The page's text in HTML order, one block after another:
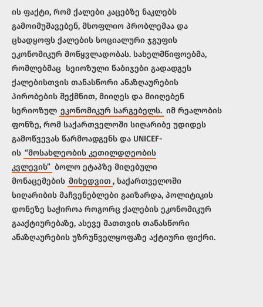
ის ფაქტი, რომ ქალები კაცებზე ნაკლებს
გამოიმუშავებენ, მსოფლიო პრობლემაა და
ცხადყოფს ქალების სოციალური ჯგუფის
ეკონომიკურ მოწყვლადობას. სახელმწიფოებმა,
რომლებმაც სეიოზული ნაბიჯები გადადგეს
ქალებისთვის თანასწორი ანაზღაურების
პირობების შექმნით, მიიღეს და მიიღებენ
სერიოზულ ეკონომიკურ სარგებელს. იმ რეალობის
ფონზე, რომ საქართველოში სიღარიბე უდიდეს
გამოწვევას წარმოადგენს და UNICEF-
ის “მოსახლეობის კეთილდღეობის
კვლევის” ბოლო ეტაპზე მიღებული
მონაცემების მიხედვით , საქართველოში
სიღარიბის მაჩვენებლები გაიზარდა, პოლიტიკის
დონეზე საჭიროა როგორც ქალების ეკონომიკურ
გააქტიურებაზე, ასევე მათთვის თანასწორი
ანაზღაურების უზრუნველყოფაზე აქტიური ფიქრი.